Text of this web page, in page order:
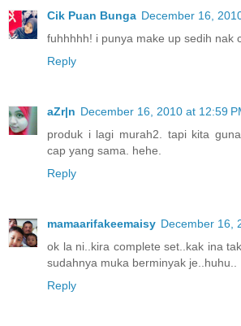
Cik Puan Bunga December 16,
fuhhhhh! i punya make up sedih nak
Reply
aZr|n December 16, 2010 at 12:59
produk i lagi murah2. tapi kita
cap yang sama. hehe.
Reply
mamaarifakeemaisy December 16,
ok la ni..kira complete set..kak ina
sudahnya muka berminyak je..huhu..
Reply